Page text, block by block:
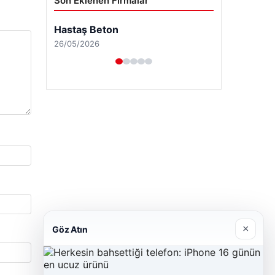
Hastaş Beton
26/05/2026
Göz Atın ×